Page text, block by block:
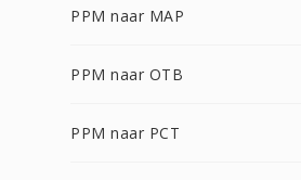
PPM naar MAP
PPM naar OTB
PPM naar PCT